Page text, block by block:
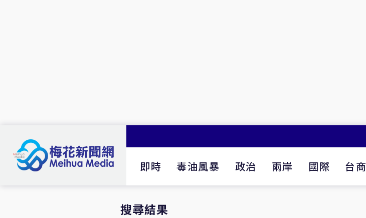
即時 毒油風暴 政治 兩岸 國際 台商
搜尋結果